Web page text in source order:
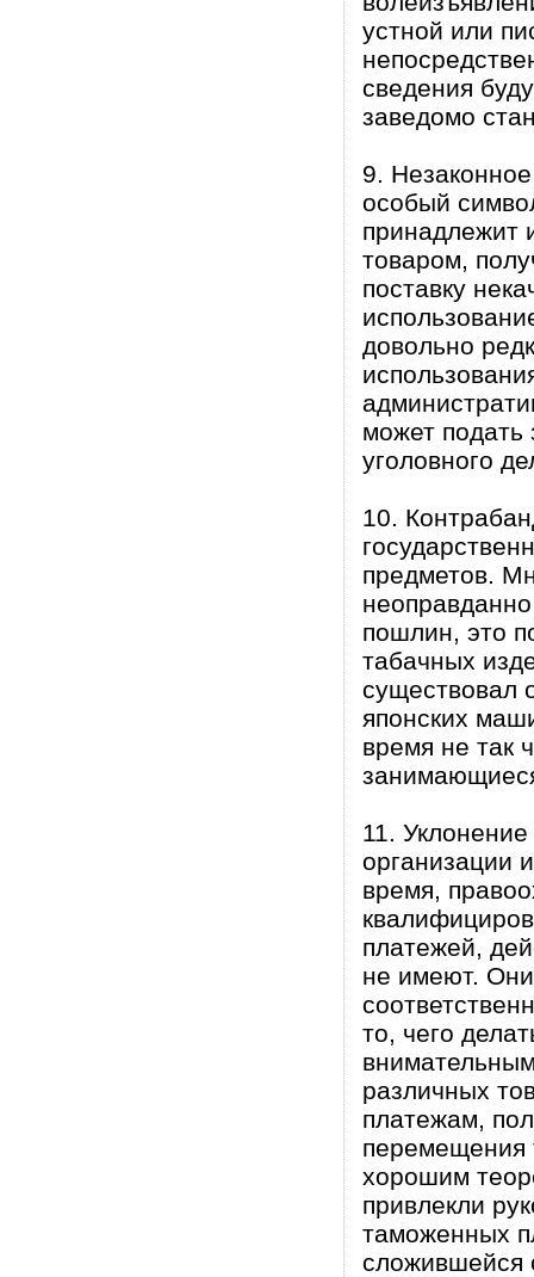
устной или
сведения
заведомо
9.
особый
принадлежит
товаром,
поставку
довольно
может подать
уголовного
10.
предметов.
пошлин, это
табачных
существовал
японских
время не так
11.
организации
время,
платежей,
не имеют.
то, чего
различных
платежам,
перемещения
хорошим
привлекли
таможенных
сложившейся